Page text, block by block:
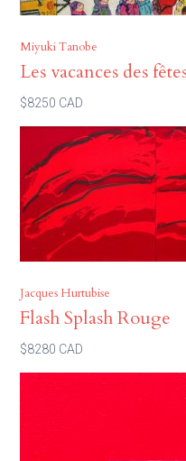
Miyuki Tanobe
Les vacances des
$8250 CAD
Jacques Hurtubise
Flash Splash Rouge
$8280 CAD